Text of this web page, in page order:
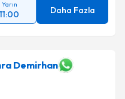
Yarın
11:00 Daha Fazla
Demirhan